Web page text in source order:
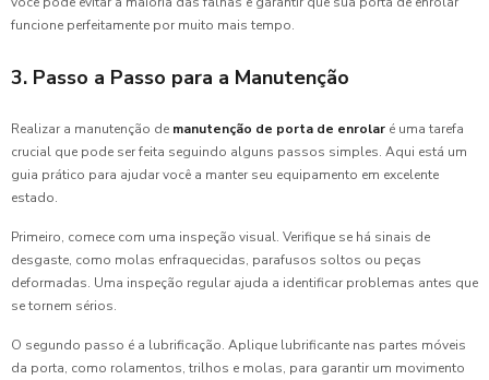
funcione perfeitamente por muito mais tempo.
3. Passo a Passo para a Manutenção
Realizar a manutenção de manutenção de porta de enrolar é uma tarefa
crucial que pode ser feita seguindo alguns passos simples. Aqui está um
guia prático para ajudar você a manter seu equipamento em excelente
estado.
Primeiro, comece com uma inspeção visual. Verifique se há sinais de
desgaste, como molas enfraquecidas, parafusos soltos ou peças
deformadas. Uma inspeção regular ajuda a identificar problemas antes que
se tornem sérios.
O segundo passo é a lubrificação. Aplique lubrificante nas partes móveis
da porta, como rolamentos, trilhos e molas, para garantir um movimento